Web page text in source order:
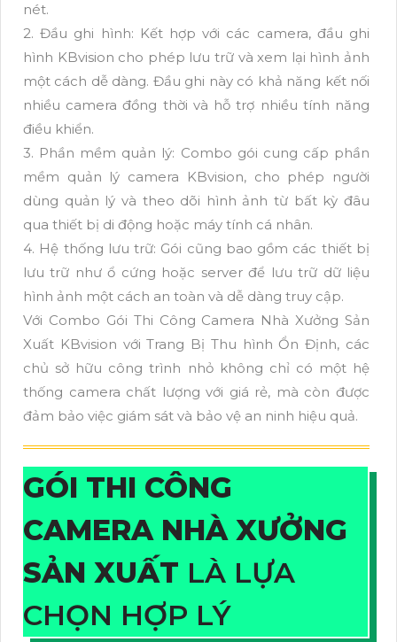
nét.
2. Đầu ghi hình: Kết hợp với các camera, đầu ghi
hình KBvision cho phép lưu trữ và xem lại hình ảnh
một cách dễ dàng. Đầu ghi này có khả năng kết nối
nhiều camera đồng thời và hỗ trợ nhiều tính năng
điều khiển.
3. Phần mềm quản lý: Combo gói cung cấp phần
mềm quản lý camera KBvision, cho phép người
dùng quản lý và theo dõi hình ảnh từ bất kỳ đâu
qua thiết bị di động hoặc máy tính cá nhân.
4. Hệ thống lưu trữ: Gói cũng bao gồm các thiết bị
lưu trữ như ổ cứng hoặc server để lưu trữ dữ liệu
hình ảnh một cách an toàn và dễ dàng truy cập.
Với Combo Gói Thi Công Camera Nhà Xưởng Sản
Xuất KBvision với Trang Bị Thu hình Ổn Định, các
chủ sở hữu công trình nhỏ không chỉ có một hệ
thống camera chất lượng với giá rẻ, mà còn được
đảm bảo việc giám sát và bảo vệ an ninh hiệu quả.
GÓI THI CÔNG
CAMERA NHÀ XƯỞNG
SẢN XUẤT LÀ LỰA
CHỌN HỢP LÝ